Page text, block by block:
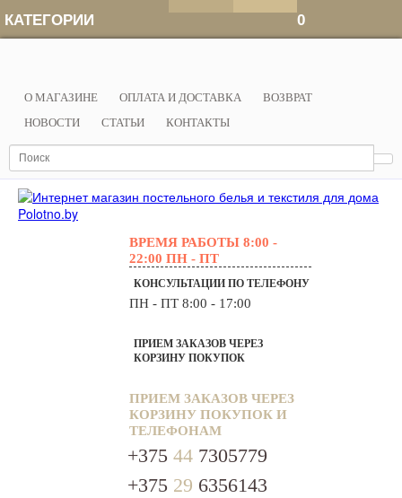
КАТЕГОРИИ 0
О МАГАЗИНЕ ОПЛАТА И ДОСТАВКА
ВОЗВРАТ
НОВОСТИ
СТАТЬИ КОНТАКТЫ
ВРЕМЯ РАБОТЫ 8:00 -
22:00 ПН - ПТ
КОНСУЛЬТАЦИИ ПО ТЕЛЕФОНУ
ПН - ПТ 8:00 - 17:00
ПРИЕМ ЗАКАЗОВ ЧЕРЕЗ
КОРЗИНУ ПОКУПОК
ПРИЕМ ЗАКАЗОВ ЧЕРЕЗ
КОРЗИНУ ПОКУПОК И
ТЕЛЕФОНАМ
+375 447305779
+375 29 6356143